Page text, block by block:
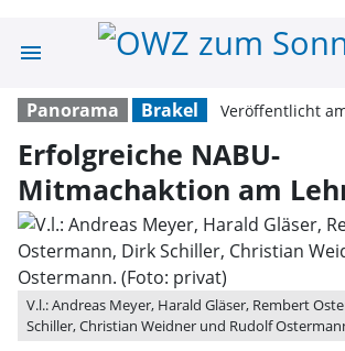
menu
Panorama Brakel Veröffentlicht
Erfolgreiche NABU-
Mitmachaktion am
V.l.: Andreas Meyer, Harald Gläser, Rembert
Schiller, Christian Weidner und Rudolf